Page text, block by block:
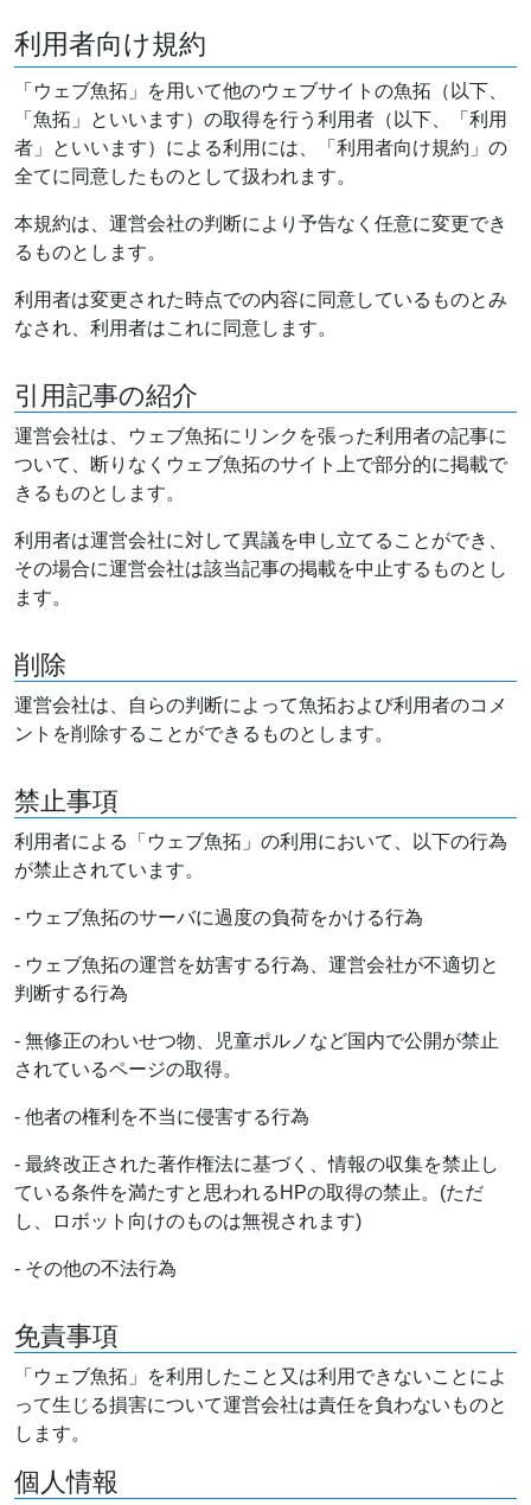
利用者向け規約
「ウェブ魚拓」を用いて他のウェブサイトの魚拓（以下、
「魚拓」といいます）の取得を行う利用者（以下、「利用
者」といいます）による利用には、「利用者向け規約」の
全てに同意したものとして扱われます。
本規約は、運営会社の判断により予告なく任意に変更でき
るものとします。
利用者は変更された時点での内容に同意しているものとみ
なされ、利用者はこれに同意します。
引用記事の紹介
運営会社は、ウェブ魚拓にリンクを張った利用者の記事に
ついて、断りなくウェブ魚拓のサイト上で部分的に掲載で
きるものとします。
利用者は運営会社に対して異議を申し立てることができ、
その場合に運営会社は該当記事の掲載を中止するものとし
ます。
削除
運営会社は、自らの判断によって魚拓および利用者のコメ
ントを削除することができるものとします。
禁止事項
利用者による「ウェブ魚拓」の利用において、以下の行為
が禁止されています。
- ウェブ魚拓のサーバに過度の負荷をかける行為
- ウェブ魚拓の運営を妨害する行為、運営会社が不適切と
判断する行為
- 無修正のわいせつ物、児童ポルノなど国内で公開が禁止
されているページの取得。
- 他者の権利を不当に侵害する行為
- 最終改正された著作権法に基づく、情報の収集を禁止し
ている条件を満たすと思われるHPの取得の禁止。(ただ
し、ロボット向けのものは無視されます)
- その他の不法行為
免責事項
「ウェブ魚拓」を利用したこと又は利用できないことによ
って生じる損害について運営会社は責任を負わないものと
します。
個人情報